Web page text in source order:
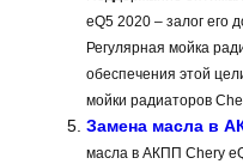
eQ5 2020 – залог его
Регулярная мойка
обеспечения этой
мойки радиаторов
Замена масла в
масла в АКПП Chery